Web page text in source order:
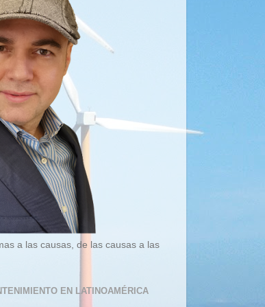
a las causas, de las causas a las
EN LATINOAMÉRICA